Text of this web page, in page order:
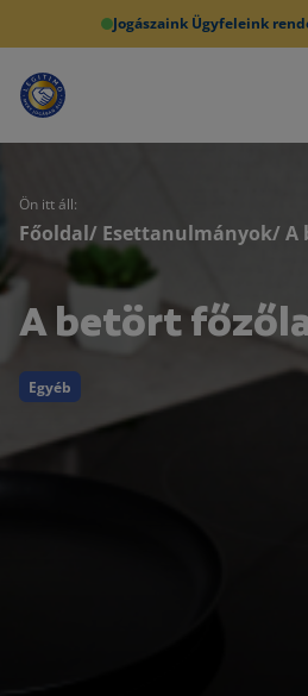
Jogászaink Ügyfeleink
Ön itt áll:
Főoldal/ Esettanulmányok/ A
A betört
Egyéb